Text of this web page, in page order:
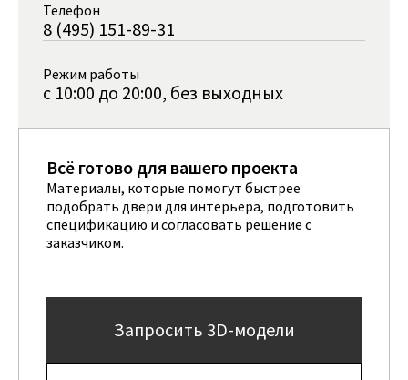
Телефон
8 (495) 151-89-31
Режим работы
с 10:00 до 20:00, без выходных
Всё готово для вашего проекта
Материалы, которые помогут быстрее
подобрать двери для интерьера, подготовить
спецификацию и согласовать решение с
заказчиком.
Запросить 3D-модели